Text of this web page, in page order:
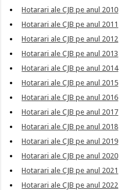
Hotarari ale CJB pe anul 2010
Hotarari ale CJB pe anul 2011
Hotarari ale CJB pe anul 2012
Hotarari ale CJB pe anul 2013
Hotarari ale CJB pe anul 2014
Hotarari ale CJB pe anul 2015
Hotarari ale CJB pe anul 2016
Hotarari ale CJB pe anul 2017
Hotarari ale CJB pe anul 2018
Hotarari ale CJB pe anul 2019
Hotarari ale CJB pe anul 2020
Hotarari ale CJB pe anul 2021
Hotarari ale CJB pe anul 2022